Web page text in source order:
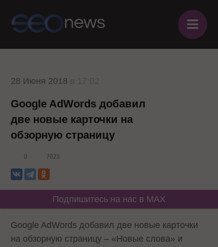
≡
28 Июня 2018
Google AdWords добавил
две новые карточки на
обзорную страницу
0 7023
Подпишитесь на нас в MAX
Google AdWords добавил две новые карточки
на обзорную страницу – «Новые слова» и